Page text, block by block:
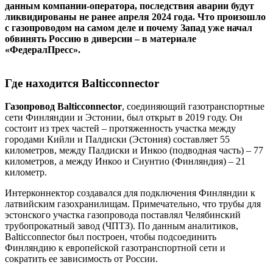
данным компании-оператора, последствия аварии будут
ликвидированы не ранее апреля 2024 года. Что произошло
с газопроводом на самом деле и почему Запад уже начал
обвинять Россию в диверсии – в материале
«ФедералПресс».
Где находится Balticconnector
Газопровод Balticconnector, соединяющий газотранспортные
сети Финляндии и Эстонии, был открыт в 2019 году. Он
состоит из трех частей – протяженность участка между
городами Кийли и Палдиски (Эстония) составляет 55
километров, между Палдиски и Инкоо (подводная часть) – 77
километров, а между Инкоо и Сиунтио (Финляндия) – 21
километр.
Интерконнектор создавался для подключения Финляндии к
латвийским газохранилищам. Примечательно, что трубы для
эстонского участка газопровода поставлял Челябинский
трубопрокатный завод (ЧПТЗ). По данным аналитиков,
Balticconnector был построен, чтобы подсоединить
Финляндию к европейской газотранспортной сети и
сократить ее зависимость от России.